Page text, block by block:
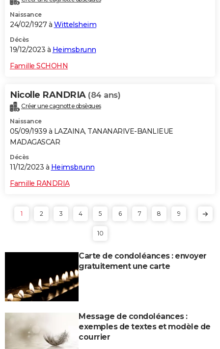
Naissance
24/02/1927 à Wittelsheim
Décès
19/12/2023 à Heimsbrunn
Famille SCHOHN
Nicolle RANDRIA (84 ans)
Créer une cagnotte obsèques
Naissance
05/09/1939 à LAZAINA, TANANARIVE-BANLIEUE
MADAGASCAR
Décès
11/12/2023 à Heimsbrunn
Famille RANDRIA
1 2 3 4 5 6 7 8 9
10
Carte de condoléances : envoyer
gratuitement une carte
Message de condoléances :
exemples de textes et modèle de
courrier